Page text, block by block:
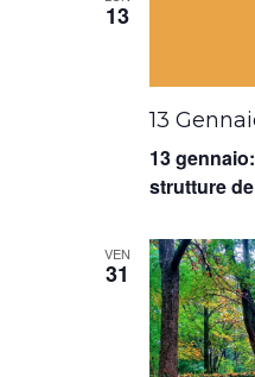
13
13
strutture
13
VEN
31